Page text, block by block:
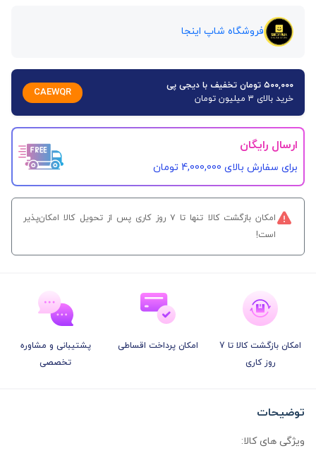
فروشگاه شاپ اینجا
۵۰۰,۰۰۰ تومان تخفیف با دیجی پی
خرید بالای 3 میلیون تومان
CAEWQR
ارسال رایگان
برای سفارش‌ بالای 4,000,000 تومان
امکان بازگشت کالا تنها تا ۷ روز کاری پس از تحویل کالا امکان‌پذیر
است!
امکان بازگشت کالا تا 7
روز کاری
امکان پرداخت اقساطی
پشتیبانی و مشاوره
تخصصی
توضیحات
ویژگی های کالا: